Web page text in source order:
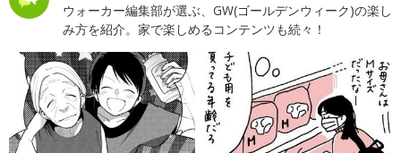
ウォーカー編集部が選ぶ、GW(ゴールデンウィーク)の楽し
み方を紹介。家で楽しめるコンテンツも続々！